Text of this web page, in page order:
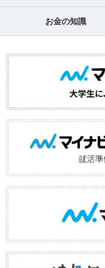
お金の知識